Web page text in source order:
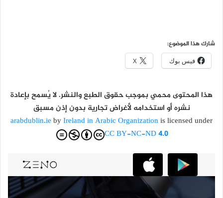
شارك هذا الموضوع:
فيس بوك X
هذا المحتوى محمي بموجب حقوق الطبع والنشر. لا يُسمح بإعادة
نشره أو استخدامه لأغراض تجارية بدون إذن مسبق
arabdublin.ie byIreland in Arabic Organizationis licensed under
CC BY-NC-ND 4.0